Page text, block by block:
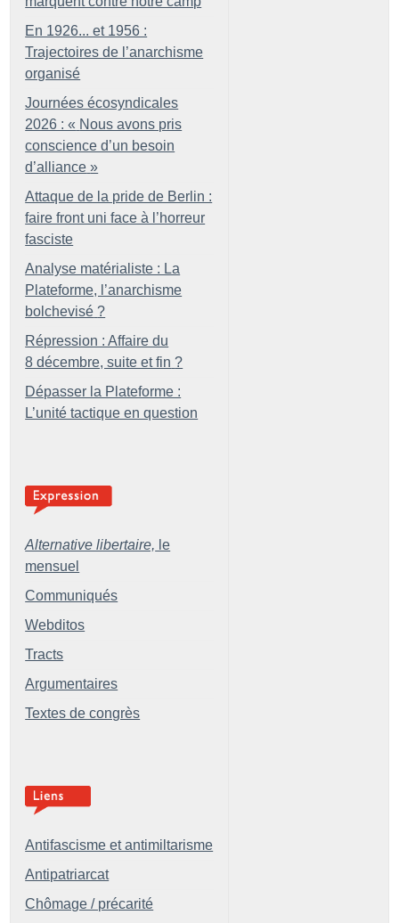
En 1926... et 1956 :
Trajectoires de l’anarchisme
organisé
Journées écosyndicales
2026 : « Nous avons pris
conscience d’un besoin
d’alliance »
Attaque de la pride de Berlin :
faire front uni face à l’horreur
fasciste
Analyse matérialiste : La
Plateforme, l’anarchisme
bolchevisé ?
Répression : Affaire du
8 décembre, suite et fin ?
Dépasser la Plateforme :
L’unité tactique en question
Alternative libertaire, le
mensuel
Communiqués
Webditos
Tracts
Argumentaires
Textes de congrès
Antifascisme et antimiltarisme
Antipatriarcat
Chômage / précarité